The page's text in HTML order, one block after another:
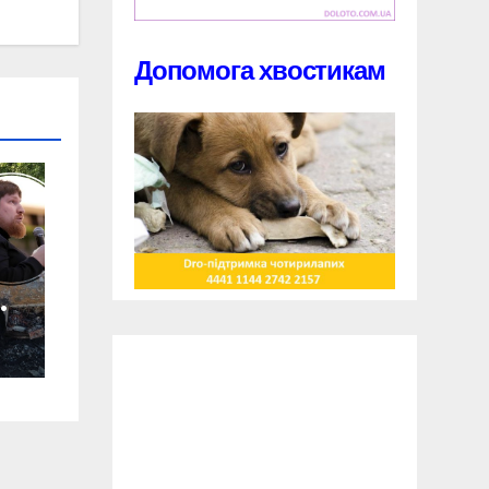
Допомога хвостикам